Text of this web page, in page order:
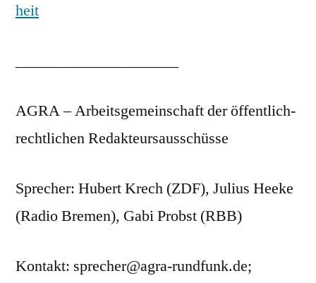
heit
AGRA – Arbeitsgemeinschaft der öffentlich-
rechtlichen Redakteursausschüsse
Sprecher: Hubert Krech (ZDF), Julius Heeke
(Radio Bremen), Gabi Probst (RBB)
Kontakt: sprecher@agra-rundfunk.de;